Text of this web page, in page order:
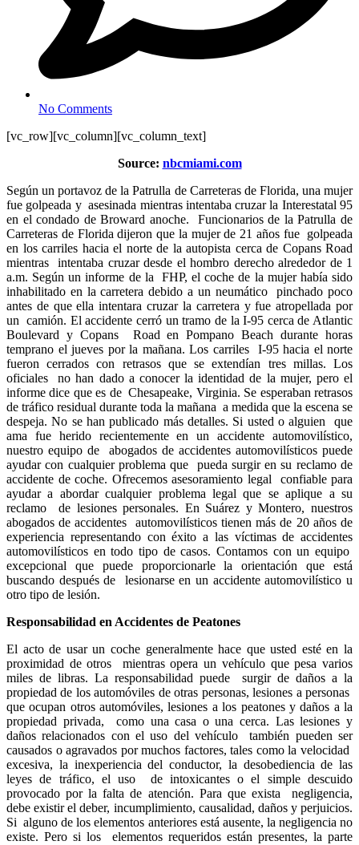
No Comments
[vc_row][vc_column][vc_column_text]
Source: nbcmiami.com
Según un portavoz de la Patrulla de Carreteras de Florida, una mujer
fue golpeada y asesinada mientras intentaba cruzar la Interestatal 95
en el condado de Broward anoche. Funcionarios de la Patrulla de
Carreteras de Florida dijeron que la mujer de 21 años fue golpeada
en los carriles hacia el norte de la autopista cerca de Copans Road
mientras intentaba cruzar desde el hombro derecho alrededor de 1
a.m. Según un informe de la FHP, el coche de la mujer había sido
inhabilitado en la carretera debido a un neumático pinchado poco
antes de que ella intentara cruzar la carretera y fue atropellada por
un camión. El accidente cerró un tramo de la I-95 cerca de Atlantic
Boulevard y Copans Road en Pompano Beach durante horas
temprano el jueves por la mañana. Los carriles I-95 hacia el norte
fueron cerrados con retrasos que se extendían tres millas. Los
oficiales no han dado a conocer la identidad de la mujer, pero el
informe dice que es de Chesapeake, Virginia. Se esperaban retrasos
de tráfico residual durante toda la mañana a medida que la escena se
despeja. No se han publicado más detalles. Si usted o alguien que
ama fue herido recientemente en un accidente automovilístico,
nuestro equipo de abogados de accidentes automovilísticos puede
ayudar con cualquier problema que pueda surgir en su reclamo de
accidente de coche. Ofrecemos asesoramiento legal confiable para
ayudar a abordar cualquier problema legal que se aplique a su
reclamo de lesiones personales. En Suárez y Montero, nuestros
abogados de accidentes automovilísticos tienen más de 20 años de
experiencia representando con éxito a las víctimas de accidentes
automovilísticos en todo tipo de casos. Contamos con un equipo
excepcional que puede proporcionarle la orientación que está
buscando después de lesionarse en un accidente automovilístico u
otro tipo de lesión.
Responsabilidad en Accidentes de Peatones
El acto de usar un coche generalmente hace que usted esté en la
proximidad de otros mientras opera un vehículo que pesa varios
miles de libras. La responsabilidad puede surgir de daños a la
propiedad de los automóviles de otras personas, lesiones a personas
que ocupan otros automóviles, lesiones a los peatones y daños a la
propiedad privada, como una casa o una cerca. Las lesiones y
daños relacionados con el uso del vehículo también pueden ser
causados o agravados por muchos factores, tales como la velocidad
excesiva, la inexperiencia del conductor, la desobediencia de las
leyes de tráfico, el uso de intoxicantes o el simple descuido
provocado por la falta de atención. Para que exista negligencia,
debe existir el deber, incumplimiento, causalidad, daños y perjuicios.
Si alguno de los elementos anteriores está ausente, la negligencia no
existe. Pero si los elementos requeridos están presentes, la parte